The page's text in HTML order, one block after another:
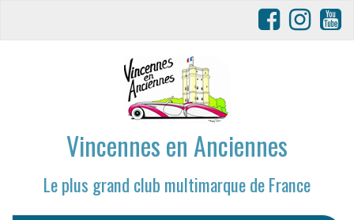
Vincennes en Anciennes
Le plus grand club multimarque de France